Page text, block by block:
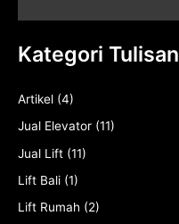
Kategori Tulisan
Artikel (4)
Jual Elevator (11)
Jual Lift (11)
Lift Bali (1)
Lift Rumah (2)